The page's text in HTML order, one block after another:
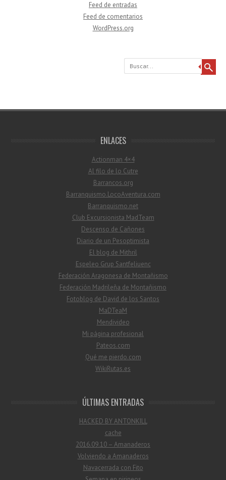
Feed de entradas
Feed de comentarios
WordPress.org
Buscar
ENLACES
Actionman 4×4
Al filo de lo Cutre
Barrancos.org
Barranquismo.LocoAventura.com
Barranquismo.net
Club Excursionista MadTeam
Descenso de Cañones
Diario de un Pesoptimista
El blog de Mithril
Espeleo Grup Santfeliuenc
Federación Aragonesa de Montañismo
Federación Madrileña de Montañismo
Fotoblog de David de los Santos
MaDTeaM
Mendivideo
Mi página profesional
Pateos.com
Qué me pierdo.com
WikiRutas.es
ÚLTIMAS ENTRADAS
HACKED BY ANTONKILL
cache
2016.09.10 – Amanaderos
Volviendo a Amanaderos
Navacerrada con Fito